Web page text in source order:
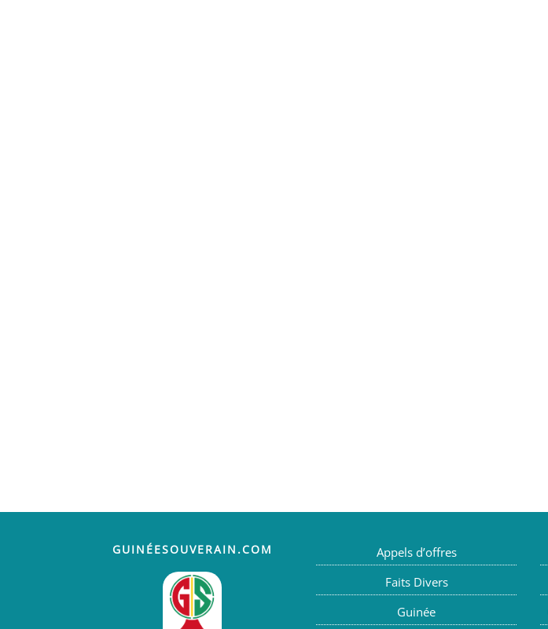
GUINÉESOUVERAIN.COM
Appels d’offres
Faits Divers
Guinée